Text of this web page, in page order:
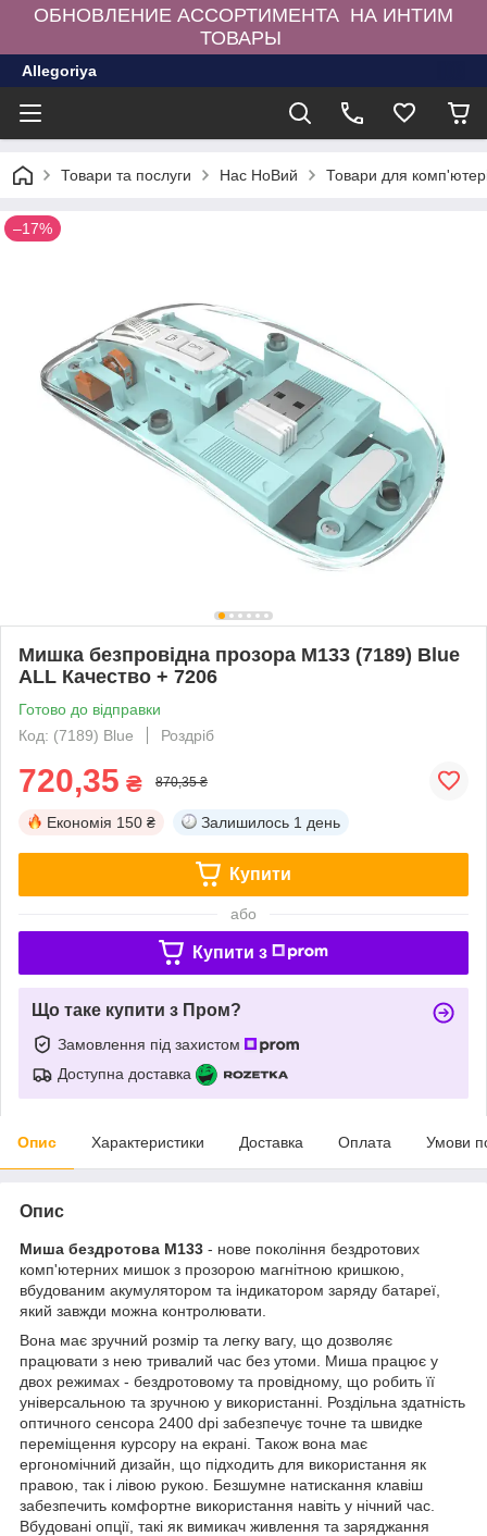
ОБНОВЛЕНИЕ АССОРТИМЕНТА НА ИНТИМ
ТОВАРЫ
Allegoriya
Товари та послуги Нас НоВий Товари для
–17%
Мишка безпровідна прозора M133 (7189) Blue
ALL Качество + 7206
Готово до відправки
Код: (7189) Blue
Роздріб
720,35 ₴ 870,35 ₴
Економія 150 ₴ Залишилось 1 день
Купити
або
Купити з
Що таке купити з Пром?
Замовлення під захистом
Доступна доставка
Опис Характеристики Доставка Оплата Умови
Опис
Миша бездротова M133 - нове покоління бездротових
комп'ютерних мишок з прозорою магнітною кришкою,
вбудованим акумулятором та індикатором заряду батареї,
який завжди можна контролювати.
Вона має зручний розмір та легку вагу, що дозволяє
працювати з нею тривалий час без утоми. Миша працює у
двох режимах - бездротовому та провідному, що робить її
універсальною та зручною у використанні. Роздільна здатність
оптичного сенсора 2400 dpi забезпечує точне та швидке
переміщення курсору на екрані. Також вона має
ергономічний дизайн, що підходить для використання як
правою, так і лівою рукою. Безшумне натискання клавіш
забезпечить комфортне використання навіть у нічний час.
Вбудовані опції, такі як вимикач живлення та заряджання